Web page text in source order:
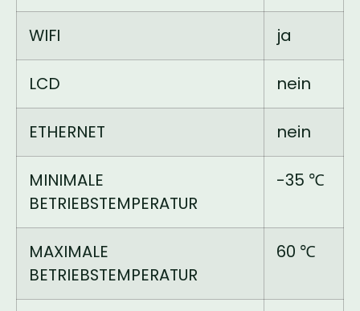
WIFI ja
LCD nein
ETHERNET nein
MINIMALE
BETRIEBSTEMPERATUR
-35 ℃
MAXIMALE
BETRIEBSTEMPERATUR
60 ℃